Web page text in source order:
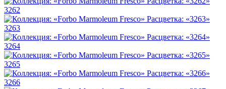
3262
3263
3264
3265
3266